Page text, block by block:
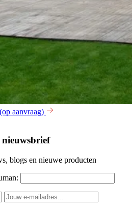
aanvraag)
blogs en nieuwe producten